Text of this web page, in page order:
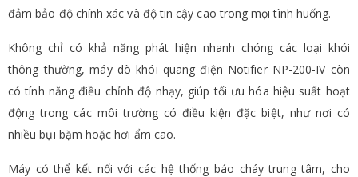
đảm bảo độ chính xác và độ tin cậy cao trong mọi tình huống.
Không chỉ có khả năng phát hiện nhanh chóng các loại khói
thông thường, máy dò khói quang điện Notifier NP-200-IV còn
có tính năng điều chỉnh độ nhạy, giúp tối ưu hóa hiệu suất hoạt
động trong các môi trường có điều kiện đặc biệt, như nơi có
nhiều bụi bặm hoặc hơi ẩm cao.
Máy có thể kết nối với các hệ thống báo cháy trung tâm, cho